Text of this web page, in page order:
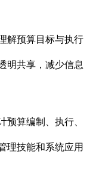
解预算目标与执行
明共享，减少信息
预算编制、执行、
理技能和系统应用